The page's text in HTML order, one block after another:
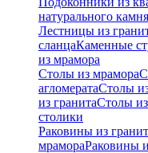
натурального камня
Лестницы из
сланцаКаменные
из мрамора
Столы из мрамора
агломератаСтолы
из гранитаСтолы
столики
Раковины из
мрамораРаковины